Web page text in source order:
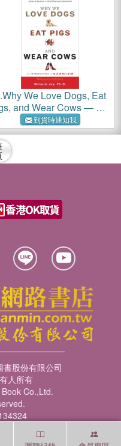
Why We Love Dogs, Eat
and Wear Cows ― An
to Carnism, 10th
Edition
到貨時通知我
股份有限公司
人所有
Co.,Ltd.